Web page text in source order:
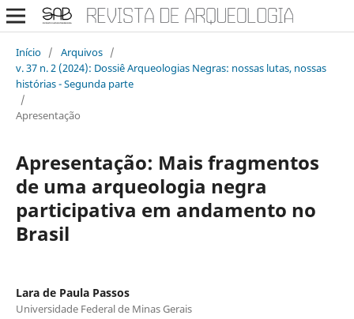
Início / Arquivos /
v. 37 n. 2 (2024): Dossiê Arqueologias Negras: nossas lutas, nossas
histórias - Segunda parte
/
Apresentação
Apresentação: Mais fragmentos
de uma arqueologia negra
participativa em andamento no
Brasil
Lara de Paula Passos
Universidade Federal de Minas Gerais